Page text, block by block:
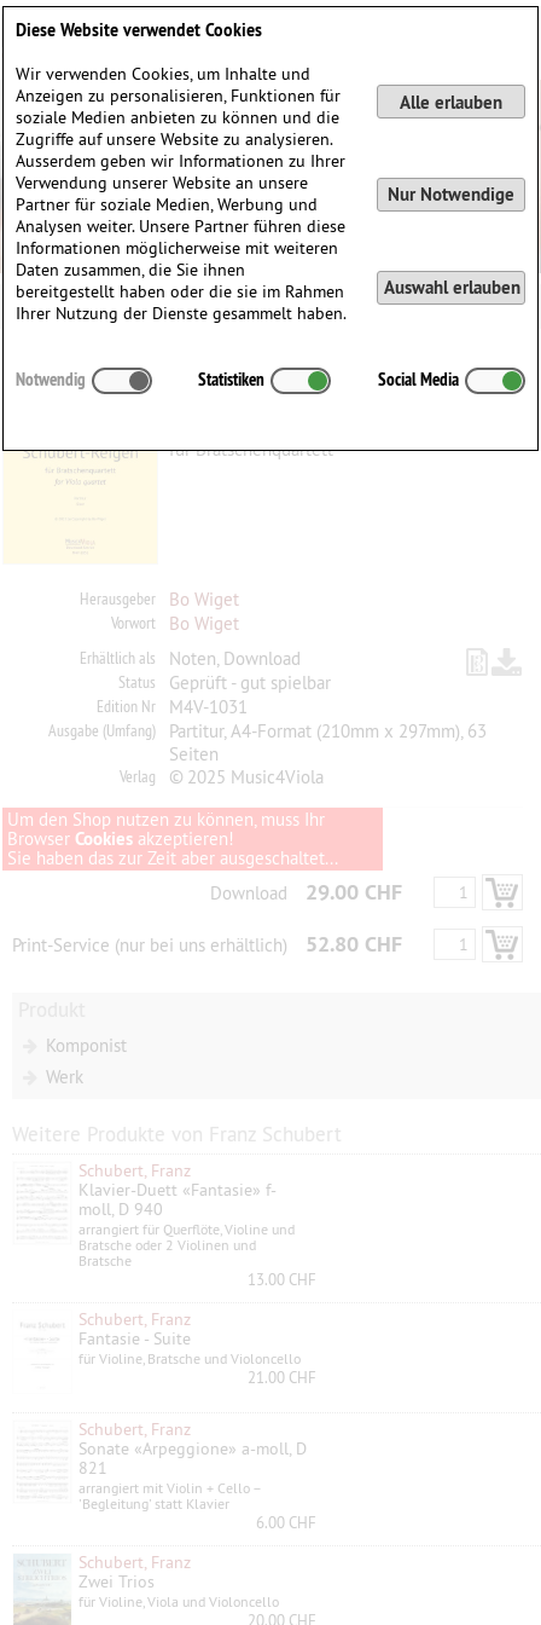
Schubert-Reigen
für Bratschenquartett
Herausgeber Bo Wiget
Vorwort Bo Wiget
Erhältlich als Noten, Download
Status Geprüft - gut spielbar
Edition Nr M4V-1031
Ausgabe (Umfang)
Partitur, A4-Format (210mm x 297mm), 63
Seiten
Verlag
© 2025 Music4Viola
Um den Shop nutzen zu können, muss Ihr
Browser Cookies akzeptieren!
Sie haben das zur Zeit aber ausgeschaltet...
Download
29.00 CHF
Print-Service (nur bei uns erhältlich) 52.80 CHF
Komponist
Werk
Weitere Produkte von Franz Schubert
Schubert, Franz
Klavier-Duett «Fantasie» f-
moll, D 940
arrangiert für Querflöte, Violine und
Bratsche oder 2 Violinen und
Bratsche
13.00 CHF
Schubert, Franz
Fantasie - Suite
für Violine, Bratsche und Violoncello
21.00 CHF
Schubert, Franz
Sonate «Arpeggione» a-moll, D
821
arrangiert mit Violin + Cello –
'Begleitung' statt Klavier
6.00 CHF
Schubert, Franz
Zwei Trios
für Violine, Viola und Violoncello
20.00 CHF
Diese Website verwendet Cookies
Wir verwenden Cookies, um Inhalte und
Anzeigen zu personalisieren, Funktionen für
soziale Medien anbieten zu können und die
Zugriffe auf unsere Website zu analysieren.
Ausserdem geben wir Informationen zu Ihrer
Verwendung unserer Website an unsere
Partner für soziale Medien, Werbung und
Analysen weiter. Unsere Partner führen diese
Informationen möglicherweise mit weiteren
Daten zusammen, die Sie ihnen
bereitgestellt haben oder die sie im Rahmen
Ihrer Nutzung der Dienste gesammelt haben.
Alle erlauben
Nur Notwendige
Auswahl erlauben
Notwendig Statistiken Social Media